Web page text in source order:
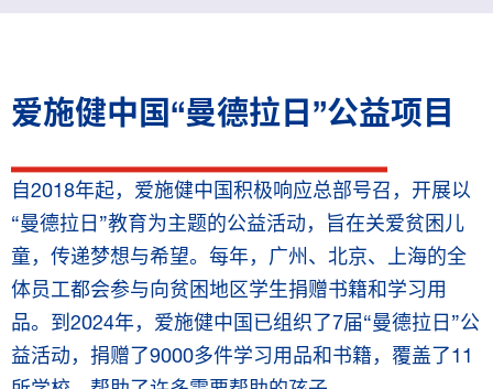
爱施健中国“曼德拉日”公益项目
自2018年起，爱施健中国积极响应总部号召，开展以
“曼德拉日”教育为主题的公益活动，旨在关爱贫困儿
童，传递梦想与希望。每年，广州、北京、上海的全
体员工都会参与向贫困地区学生捐赠书籍和学习用
品。到2024年，爱施健中国已组织了7届“曼德拉日”公
益活动，捐赠了9000多件学习用品和书籍，覆盖了11